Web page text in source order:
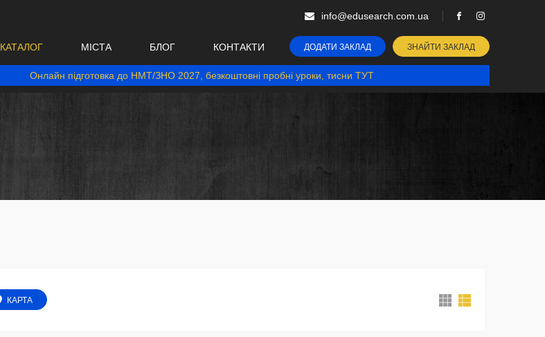
info@edusearch.com.ua
КАТАЛОГ МІСТА БЛОГ КОНТАКТИ ДОДАТИ ЗАКЛАД ЗНАЙТИ ЗАКЛАД
Онлайн підготовка до НМТ/ЗНО 2027, безкоштовні пробні уроки, тисни ТУТ
КАРТА